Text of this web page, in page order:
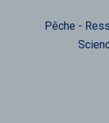
Pêche -